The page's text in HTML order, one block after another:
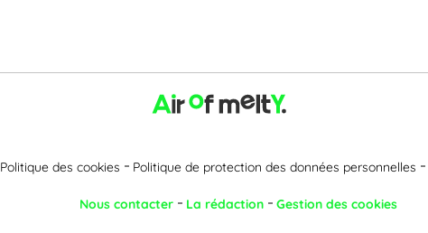
Politique des cookies Politique de protection des données personnelles
Nous contacter La rédaction Gestion des cookies